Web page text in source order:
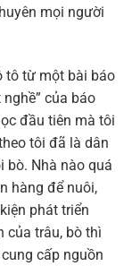
mọi người
tô từ một bài báo
của báo
đầu tiên mà tôi
tôi đã là dân
bò. Nhà nào quá
hàng để nuôi,
phát triển
của trâu, bò thì
cấp nguồn